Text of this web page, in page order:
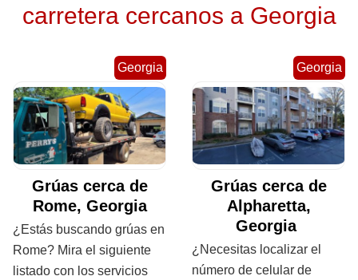
carretera cercanos a Georgia
Georgia
Grúas cerca de
Rome, Georgia
¿Estás buscando grúas en
Rome? Mira el siguiente
listado con los servicios
Georgia
Grúas cerca de
Alpharetta,
Georgia
¿Necesitas localizar el
número de celular de